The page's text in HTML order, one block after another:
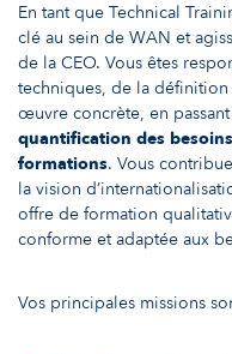
En tant que Technical
clé au sein de WAN et
de la CEO. Vous êtes
techniques, de la
œuvre concrète, en
quantification des
formations. Vous
la vision
offre de formation
conforme et adaptée aux
Vos principales missions